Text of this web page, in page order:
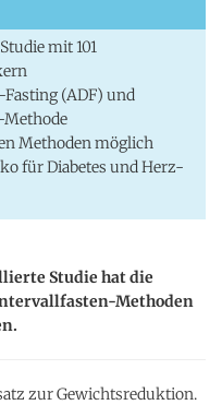
mit 101
(ADF) und
Methode
Methoden möglich
für Diabetes und Herz-
Studie hat die
Methoden
zur Gewichtsreduktion.